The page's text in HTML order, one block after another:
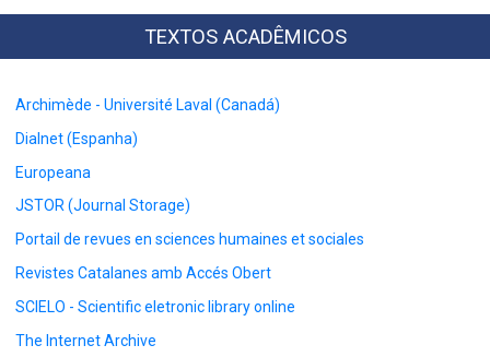
TEXTOS ACADÊMICOS
Archimède - Université Laval (Canadá)
Dialnet (Espanha)
Europeana
JSTOR (Journal Storage)
Portail de revues en sciences humaines et sociales
Revistes Catalanes amb Accés Obert
SCIELO - Scientific eletronic library online
The Internet Archive